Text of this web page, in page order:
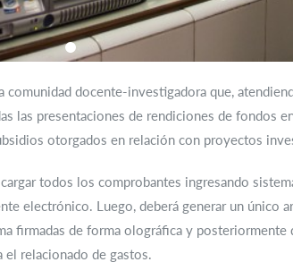
comunidad docente-investigadora que,
las presentaciones de rendiciones de fondos
otorgados en relación con proyectos
todos los comprobantes ingresando
electrónico. Luego, deberá generar un único
firmadas de forma olográfica y posteriormente
relacionado de gastos.